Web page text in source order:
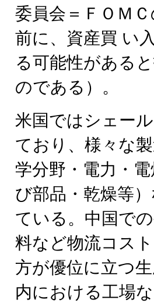
委員会＝ＦＯＭ
前に、資産買 い
る可能性がある
のである）。
米国ではシェー
ており、様々な
学分野・電力・
び部品・乾燥等
ている。中国で
料など物流コス
方が優位に立つ
内における工場